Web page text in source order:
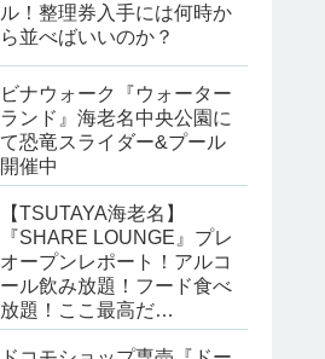
ル！整理券入手には何時か
ら並べばいいのか？
ビナウォーク『ウォーター
ランド』海老名中央公園に
て恐竜スライダー&プール
開催中
【TSUTAYA海老名】
『SHARE LOUNGE』プレ
オープンレポート！アルコ
ール飲み放題！フード食べ
放題！ここ最高だ…